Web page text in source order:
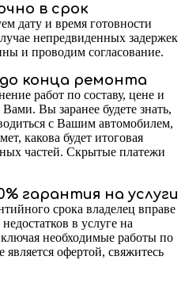
в срок
дату и время готовности
непредвиденных задержек
и проводим согласование.
конца ремонта
работ по составу, цене и
Вы заранее будете знать,
с Вашим автомобилем,
какова будет итоговая
частей. Скрытые платежи
гарантия на услуги
срока владелец вправе
в услуге на
необходимые работы по
офертой, свяжитесь